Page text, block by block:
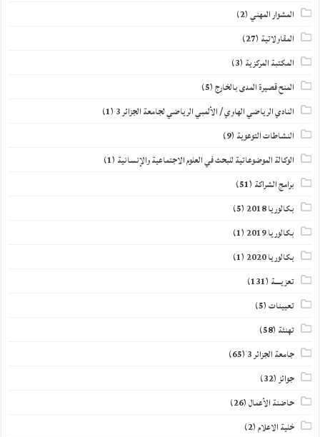
المشوار المهني(2)
المقاولاتية (27)
المكتبة المركزية (3)
المنح قصيرة المدى بالخارج(5)
النادي الرياضي الهاوي / الألمبي الرياضي لجامعة الجزائر 3 (1)
النشاطات التوعوية (9)
الوكالة الموضوعاتية للبحث في العلوم الاجتماعية والإنسانية (1)
برامج الشراكة (51)
بكالوريا 2018
(5)
بكالوريا 2019
(1)
بكالوريا 2020
(1)
تعزيــــة (131)
تعيينات(5)
تهنئة (58)
جامعة الجزائر 3 (65)
جوائز(32)
حاضنة الأعمال(26)
خلية الاعلام(2)